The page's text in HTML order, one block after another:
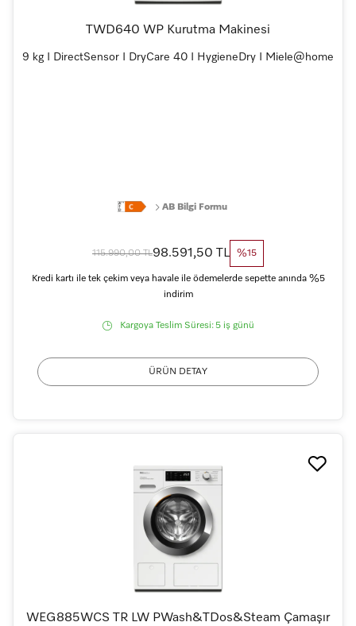
TWD640 WP Kurutma Makinesi
9 kg I DirectSensor I DryCare 40 I HygieneDry I Miele@home
AB Bilgi Formu
115.990,00 TL98.591,50 TL %15
Kredi kartı ile tek çekim veya havale ile ödemelerde sepette anında %5
indirim
Kargoya Teslim Süresi: 5 iş günü
ÜRÜN DETAY
WEG885WCS TR LW PWash&TDos&Steam Çamaşır